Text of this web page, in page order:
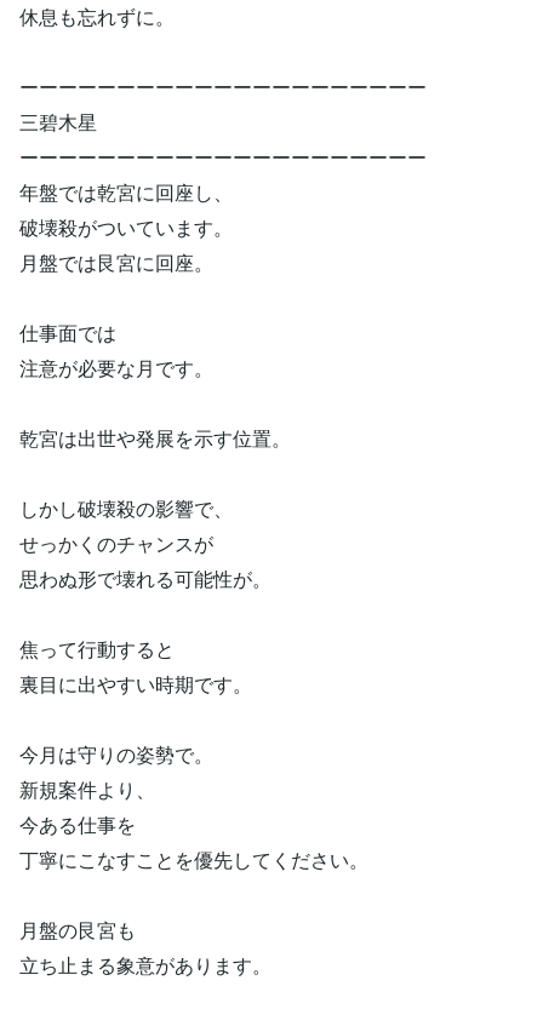
休息も忘れずに。
ーーーーーーーーーーーーーーーーーーーーー
三碧木星
ーーーーーーーーーーーーーーーーーーーーー
年盤では乾宮に回座し、
破壊殺がついています。
月盤では艮宮に回座。
仕事面では
注意が必要な月です。
乾宮は出世や発展を示す位置。
しかし破壊殺の影響で、
せっかくのチャンスが
思わぬ形で壊れる可能性が。
焦って行動すると
裏目に出やすい時期です。
今月は守りの姿勢で。
新規案件より、
今ある仕事を
丁寧にこなすことを優先してください。
月盤の艮宮も
立ち止まる象意があります。